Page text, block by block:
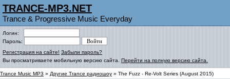
TRANCE-MP3.NET
Trance & Progressive Music Everyday
Логин:
Пароль:
Регистрация на сайте! Забыли пароль?
Вы просматриваете мобильную версию сайта. Перейти на полную версию сайта.
Trance Music MP3 » Другие Trance радиошоу » The Fuzz - Re-Volt Series (August 2015)